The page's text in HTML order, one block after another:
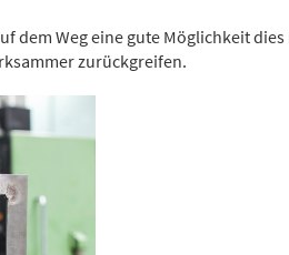
dem Weg eine gute Möglichkeit
zurückgreifen.